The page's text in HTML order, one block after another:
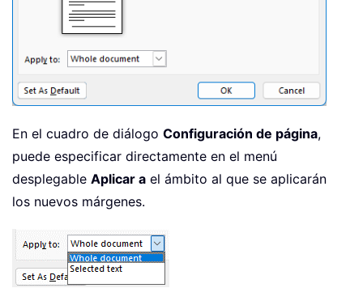
En el cuadro de diálogo Configuración de página,
puede especificar directamente en el menú
desplegable Aplicar a el ámbito al que se aplicarán
los nuevos márgenes.